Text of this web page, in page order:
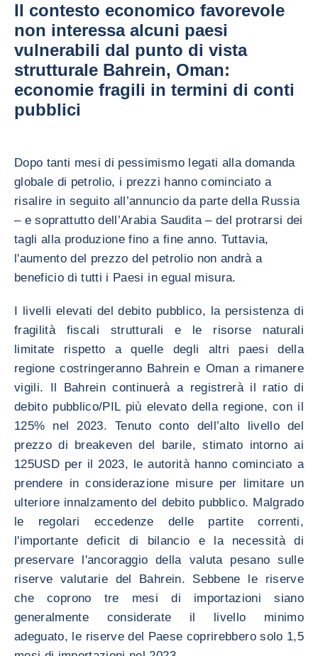
Il contesto economico favorevole
non interessa alcuni paesi
vulnerabili dal punto di vista
strutturale Bahrein, Oman:
economie fragili in termini di conti
pubblici
Dopo tanti mesi di pessimismo legati alla domanda
globale di petrolio, i prezzi hanno cominciato a
risalire in seguito all’annuncio da parte della Russia
– e soprattutto dell’Arabia Saudita – del protrarsi dei
tagli alla produzione fino a fine anno. Tuttavia,
l'aumento del prezzo del petrolio non andrà a
beneficio di tutti i Paesi in egual misura.
I livelli elevati del debito pubblico, la persistenza di
fragilità fiscali strutturali e le risorse naturali
limitate rispetto a quelle degli altri paesi della
regione costringeranno Bahrein e Oman a rimanere
vigili. Il Bahrein continuerà a registrerà il ratio di
debito pubblico/PIL più elevato della regione, con il
125% nel 2023. Tenuto conto dell’alto livello del
prezzo di breakeven del barile, stimato intorno ai
125USD per il 2023, le autorità hanno cominciato a
prendere in considerazione misure per limitare un
ulteriore innalzamento del debito pubblico. Malgrado
le regolari eccedenze delle partite correnti,
l'importante deficit di bilancio e la necessità di
preservare l'ancoraggio della valuta pesano sulle
riserve valutarie del Bahrein. Sebbene le riserve
che coprono tre mesi di importazioni siano
generalmente considerate il livello minimo
adeguato, le riserve del Paese coprirebbero solo 1,5